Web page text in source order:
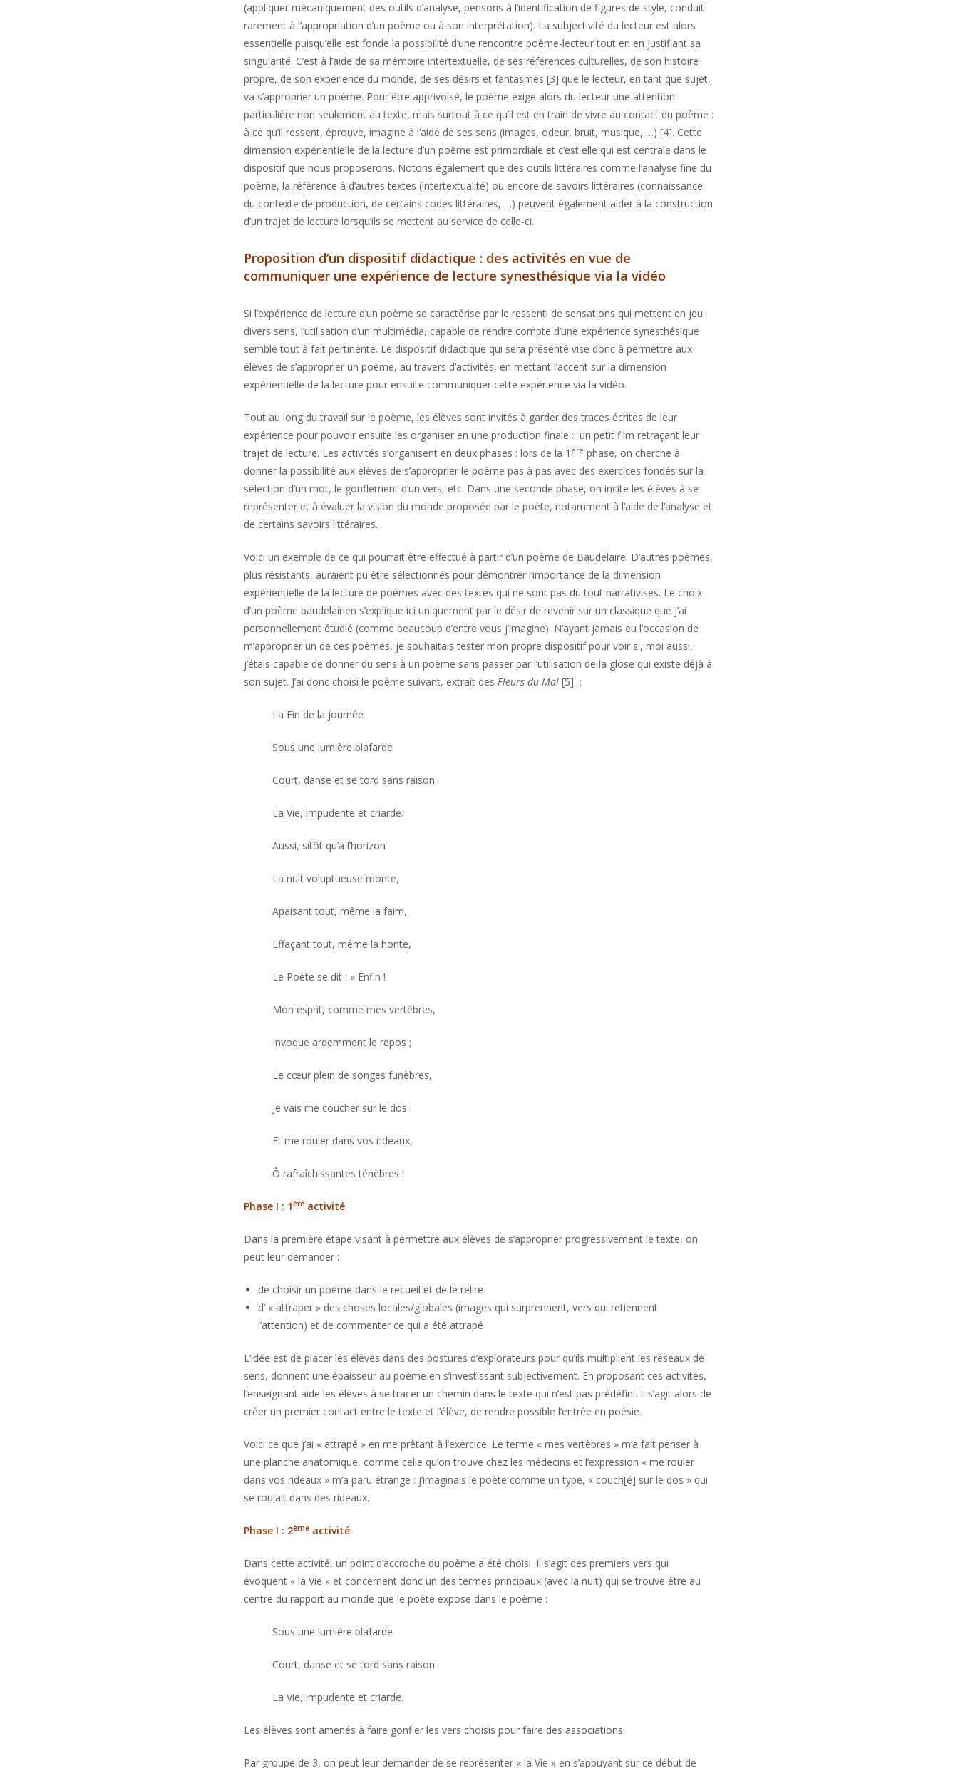
(appliquer mécaniquement des outils d’analyse, pensons à l’identification de figures de style, conduit
rarement à l’appropriation d’un poème ou à son interprétation). La subjectivité du lecteur est alors
essentielle puisqu’elle est fonde la possibilité d’une rencontre poème-lecteur tout en en justifiant sa
singularité. C’est à l’aide de sa mémoire intertextuelle, de ses références culturelles, de son histoire
propre, de son expérience du monde, de ses désirs et fantasmes [3] que le lecteur, en tant que sujet,
va s’approprier un poème. Pour être apprivoisé, le poème exige alors du lecteur une attention
particulière non seulement au texte, mais surtout à ce qu’il est en train de vivre au contact du poème :
à ce qu’il ressent, éprouve, imagine à l’aide de ses sens (images, odeur, bruit, musique, …) [4]. Cette
dimension expérientielle de la lecture d’un poème est primordiale et c’est elle qui est centrale dans le
dispositif que nous proposerons. Notons également que des outils littéraires comme l’analyse fine du
poème, la référence à d’autres textes (intertextualité) ou encore de savoirs littéraires (connaissance
du contexte de production, de certains codes littéraires, …) peuvent également aider à la construction
d’un trajet de lecture lorsqu’ils se mettent au service de celle-ci.
Proposition d’un dispositif didactique : des activités en vue de
communiquer une expérience de lecture synesthésique via la vidéo
Si l’expérience de lecture d’un poème se caractérise par le ressenti de sensations qui mettent en jeu
divers sens, l’utilisation d’un multimédia, capable de rendre compte d’une expérience synesthésique
semble tout à fait pertinente. Le dispositif didactique qui sera présenté vise donc à permettre aux
élèves de s’approprier un poème, au travers d’activités, en mettant l’accent sur la dimension
expérientielle de la lecture pour ensuite communiquer cette expérience via la vidéo.
Tout au long du travail sur le poème, les élèves sont invités à garder des traces écrites de leur
expérience pour pouvoir ensuite les organiser en une production finale : un petit film retraçant leur
trajet de lecture. Les activités s’organisent en deux phases : lors de la 1 ère phase, on cherche à
donner la possibilité aux élèves de s’approprier le poème pas à pas avec des exercices fondés sur la
sélection d’un mot, le gonflement d’un vers, etc. Dans une seconde phase, on incite les élèves à se
représenter et à évaluer la vision du monde proposée par le poète, notamment à l’aide de l’analyse et
de certains savoirs littéraires.
Voici un exemple de ce qui pourrait être effectué à partir d’un poème de Baudelaire. D’autres poèmes,
plus résistants, auraient pu être sélectionnés pour démontrer l’importance de la dimension
expérientielle de la lecture de poèmes avec des textes qui ne sont pas du tout narrativisés. Le choix
d’un poème baudelairien s’explique ici uniquement par le désir de revenir sur un classique que j’ai
personnellement étudié (comme beaucoup d’entre vous j’imagine). N’ayant jamais eu l’occasion de
m’approprier un de ces poèmes, je souhaitais tester mon propre dispositif pour voir si, moi aussi,
j’étais capable de donner du sens à un poème sans passer par l’utilisation de la glose qui existe déjà à
son sujet. J’ai donc choisi le poème suivant, extrait des Fleurs du Mal [5] :
La Fin de la journée
Sous une lumière blafarde
Court, danse et se tord sans raison
La Vie, impudente et criarde.
Aussi, sitôt qu’à l’horizon
La nuit voluptueuse monte,
Apaisant tout, même la faim,
Effaçant tout, même la honte,
Le Poète se dit : « Enfin !
Mon esprit, comme mes vertèbres,
Invoque ardemment le repos ;
Le cœur plein de songes funèbres,
Je vais me coucher sur le dos
Et me rouler dans vos rideaux,
Ô rafraîchissantes ténèbres !
Phase I : 1ère activité
Dans la première étape visant à permettre aux élèves de s’approprier progressivement le texte, on
peut leur demander :
de choisir un poème dans le recueil et de le relire
d’ « attraper » des choses locales/globales (images qui surprennent, vers qui retiennent
l’attention) et de commenter ce qui a été attrapé
L’idée est de placer les élèves dans des postures d’explorateurs pour qu’ils multiplient les réseaux de
sens, donnent une épaisseur au poème en s’investissant subjectivement. En proposant ces activités,
l’enseignant aide les élèves à se tracer un chemin dans le texte qui n’est pas prédéfini. Il s’agit alors de
créer un premier contact entre le texte et l’élève, de rendre possible l’entrée en poésie.
Voici ce que j’ai « attrapé » en me prêtant à l’exercice. Le terme « mes vertèbres » m’a fait penser à
une planche anatomique, comme celle qu’on trouve chez les médecins et l’expression « me rouler
dans vos rideaux » m’a paru étrange : j’imaginais le poète comme un type, « couch[é] sur le dos » qui
se roulait dans des rideaux.
Phase I : 2ème activité
Dans cette activité, un point d’accroche du poème a été choisi. Il s’agit des premiers vers qui
évoquent « la Vie » et concernent donc un des termes principaux (avec la nuit) qui se trouve être au
centre du rapport au monde que le poète expose dans le poème :
Sous une lumière blafarde
Court, danse et se tord sans raison
La Vie, impudente et criarde.
Les élèves sont amenés à faire gonfler les vers choisis pour faire des associations.
Par groupe de 3, on peut leur demander de se représenter « la Vie » en s’appuyant sur ce début de